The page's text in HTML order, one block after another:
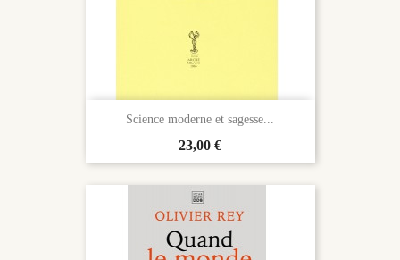
Science moderne et sagesse...
Prix
23,00 €